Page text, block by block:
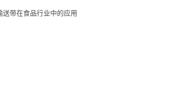
送带在食品行业中的应用